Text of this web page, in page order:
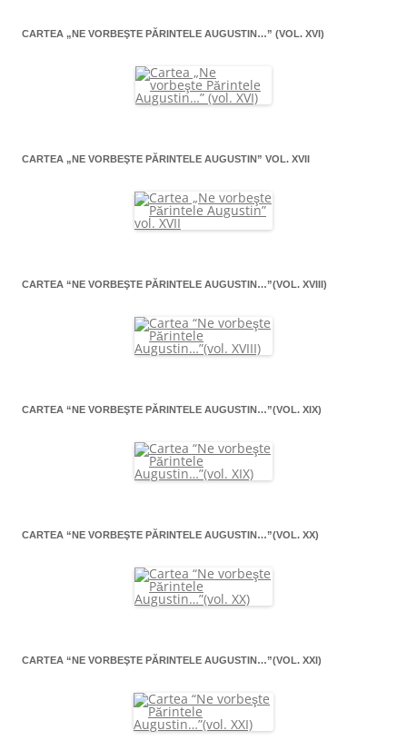
CARTEA „NE VORBEŞTE PĂRINTELE AUGUSTIN…” (VOL. XVI)
CARTEA „NE VORBEŞTE PĂRINTELE AUGUSTIN” VOL. XVII
CARTEA “NE VORBEŞTE PĂRINTELE AUGUSTIN…”(VOL. XVIII)
CARTEA “NE VORBEŞTE PĂRINTELE AUGUSTIN…”(VOL. XIX)
CARTEA “NE VORBEŞTE PĂRINTELE AUGUSTIN…”(VOL. XX)
CARTEA “NE VORBEŞTE PĂRINTELE AUGUSTIN…”(VOL. XXI)